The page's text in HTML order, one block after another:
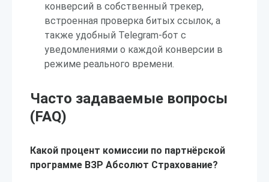
конверсий в собственный трекер,
встроенная проверка битых ссылок, а
также удобный Telegram-бот с
уведомлениями о каждой конверсии в
режиме реального времени.
Часто задаваемые вопросы
(FAQ)
Какой процент комиссии по партнёрской
программе ВЗР Абсолют Страхование?